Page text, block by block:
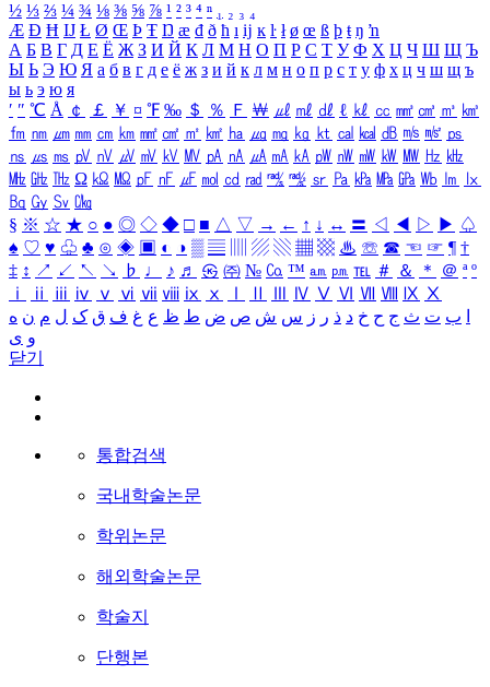
½ ⅓ ⅔ ¼ ¾ ⅛ ⅜ ⅝ ⅞ ¹ ² ³ ⁴ ⁿ ₁ ₂ ₃ ₄
Æ Ð Ħ Ĳ Ł Ø Œ Þ Ŧ Ŋ æ đ ð ħ ı ĳ ĸ ŀ ł ø œ ß þ ŧ ŋ ŉ
А Б В Г Д Е Ё Ж З И Й К Л М Н О П Р С Т У Ф Х Ц Ч Ш Щ Ъ
Ы Ь Э Ю Я а б в г д е ё ж з и й к л м н о п р с т у ф х ц ч ш щ ъ
ы ь э ю я
′ ″ ℃ Å ￠ ￡ ￥ ¤ ℉ ‰ ＄ ％ Ｆ ￦ ㎕ ㎖ ㎗ ℓ ㎘ ㏄ ㎣ ㎤ ㎥ ㎦
㎙ ㎚ ㎛ ㎜ ㎝ ㎞ ㎟ ㎠ ㎡ ㎢ ㏊ ㎍ ㎎ ㎏ ㏏ ㎈ ㎉ ㏈ ㎧ ㎨ ㎰
㎱ ㎲ ㎳ ㎴ ㎵ ㎶ ㎷ ㎸ ㎹ ㎀ ㎁ ㎂ ㎃ ㎄ ㎺ ㎻ ㎽ ㎾ ㎿ ㎐ ㎑
㎒ ㎓ ㎔ Ω ㏀ ㏁ ㎊ ㎋ ㎌ ㏖ ㏅ ㎭ ㎮ ㎯ ㏛ ㎩ ㎪ ㎫ ㎬ ㏝ ㏐
㏓
㏃ ㏉ ㏜ ㏆
§ ※ ☆ ★ ○ ● ◎ ◇ ◆ □ ■ △ ▽ → ← ↑ ↓ ↔ 〓 ◁ ◀ ▷ ▶ ♤
♠ ♡ ♥ ♧ ♣ ⊙ ◈ ▣ ◐ ◑ ▒ ▤ ▨ ▧ ▦ ▩ ♨ ☏ ☎ ☜ ☞ ¶ †
‡ ↕ ↗ ↙ ↖ ↘ ♭ ♩ ♪ ♬ ㉿ ㈜ № ㏇ ™ ㏂ ㏘ ℡ ＃ ＆ ＊ ＠ ª º
ⅰ
ⅱ ⅲ ⅳ ⅴ ⅵ ⅶ ⅷ ⅸ ⅹ Ⅳ Ⅴ Ⅵ Ⅶ Ⅷ Ⅸ Ⅹ
ب ت ث ج ح خ د ذ ر ز س ش ص ض ط ظ ع غ ف ق ک ل م ن ه
و ی
닫기
통합검색
국내학술논문
학위논문
해외학술논문
학술지
단행본